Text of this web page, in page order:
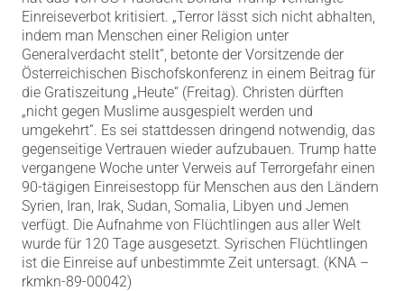
Einreiseverbot kritisiert. „Terror lässt sich nicht abhalten,
indem man Menschen einer Religion unter
Generalverdacht stellt“, betonte der Vorsitzende der
Österreichischen Bischofskonferenz in einem Beitrag für
die Gratiszeitung „Heute“ (Freitag). Christen dürften
„nicht gegen Muslime ausgespielt werden und
umgekehrt“. Es sei stattdessen dringend notwendig, das
gegenseitige Vertrauen wieder aufzubauen. Trump hatte
vergangene Woche unter Verweis auf Terrorgefahr einen
90-tägigen Einreisestopp für Menschen aus den Ländern
Syrien, Iran, Irak, Sudan, Somalia, Libyen und Jemen
verfügt. Die Aufnahme von Flüchtlingen aus aller Welt
wurde für 120 Tage ausgesetzt. Syrischen Flüchtlingen
ist die Einreise auf unbestimmte Zeit untersagt. (KNA –
rkmkn-89-00042)